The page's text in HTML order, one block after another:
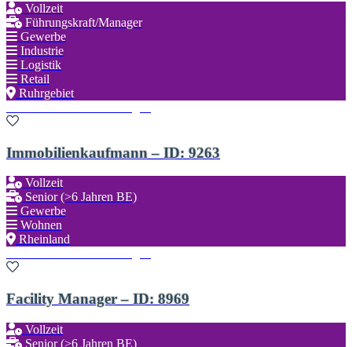
Vollzeit
Führungskraft/Manager
Gewerbe
Industrie
Logistik
Retail
Ruhrgebiet
Immobilienkaufmann – ID: 9263
Vollzeit
Senior (>6 Jahren BE)
Gewerbe
Wohnen
Rheinland
Facility Manager – ID: 8969
Vollzeit
Senior (>6 Jahren BE)